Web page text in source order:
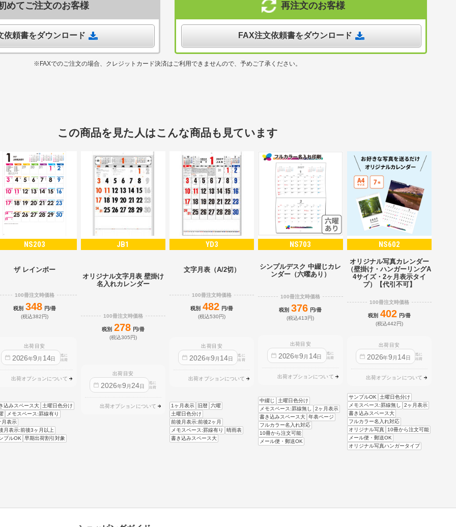
めてご注文のお客様
依頼書をダウンロード
再注文のお客様
FAX注文依頼書をダウンロード
※FAXでのご注文の場合、クレジットカード決済はご利用できませんので、予めご了承ください。
この商品を見た人はこんな商品も見ています
NS203
ザ レインボー
100冊注文時価格
税別 348 円/冊
(税込382円)
出荷目安
2026年9 月 14日
迄に
出荷
出荷オプションについて
込みスペース大
土曜日色分け
メモスペース:罫線有り
月表示
月表示:前後3ヶ月以上
プルOK
早期出荷割引対象
JB1
オリジナル文字月表 壁掛け
名入れカレンダー
100冊注文時価格
税別 278 円/冊
(税込305円)
出荷目安
2026年9 月 24日
迄に
出荷
出荷オプションについて
YD3
文字月表（A/2切）
100冊注文時価格
税別 482 円/冊
(税込530円)
出荷目安
2026年9 月 14日
迄に
出荷
出荷オプションについて
1ヶ月表示 旧暦 六曜
土曜日色分け
前後月表示:前後2ヶ月
メモスペース:罫線有り
晴雨表
書き込みスペース大
NS703
シンプルデスク 中綴じカレ
ンダー（六曜あり）
100冊注文時価格
税別 376 円/冊
(税込413円)
出荷目安
2026年9 月 14日
迄に
出荷
出荷オプションについて
中綴じ
土曜日色分け
メモスペース:罫線無し
2ヶ月表示
書き込みスペース大 年表ページ
フルカラー名入れ対応
10冊から注文可能
メール便・郵送OK
NS602
オリジナル写真カレンダー
（壁掛け・ハンガーリングA
4サイズ・2ヶ月表示タイ
プ）【代引不可】
100冊注文時価格
税別 402 円/冊
(税込442円)
出荷目安
2026年9 月 14日
迄に
出荷
出荷オプションについて
サンプルOK 土曜日色分け
メモスペース:罫線無し
2ヶ月表示
書き込みスペース大
フルカラー名入れ対応
オリジナル写真 10冊から注文可能
メール便・郵送OK
オリジナル写真ハンガータイプ